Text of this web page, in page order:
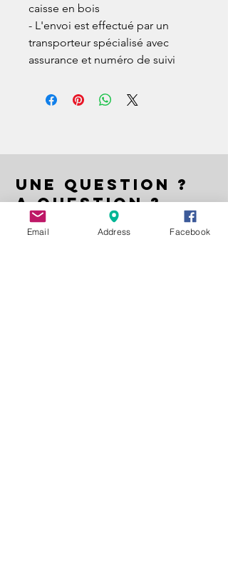
caisse en bois
- L'envoi est effectué par un
transporteur spécialisé avec
assurance et numéro de suivi
UNE QUESTION ?
A QUESTION ?
EIN FRAGE ?
Email Address Facebook